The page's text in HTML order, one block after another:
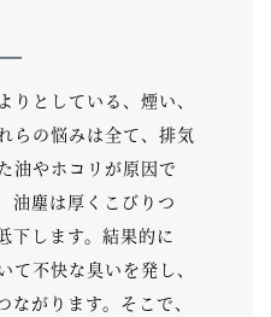
りとしている、煙い、
らの悩みは全て、排気
油やホコリが原因で
油塵は厚くこびりつ
下します。結果的に
て不快な臭いを発し、
がります。そこで、